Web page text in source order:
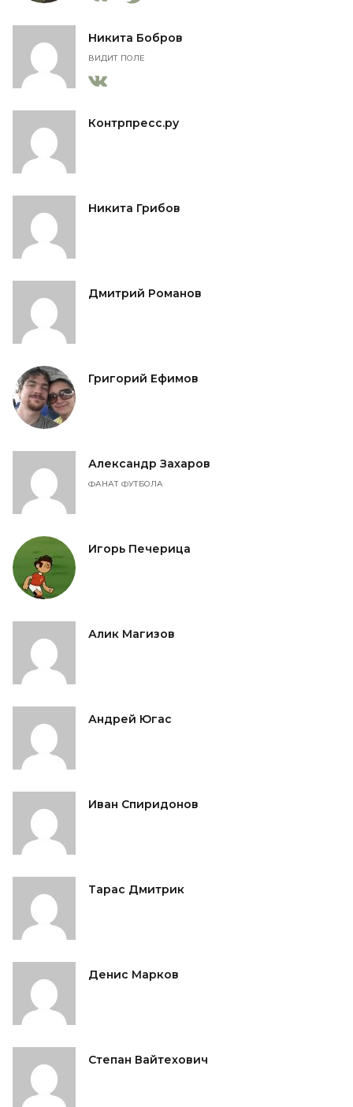
Никита Бобров
ВИДИТ ПОЛЕ
Контрпресс.ру
Никита Грибов
Дмитрий Романов
Григорий Ефимов
Александр Захаров
ФАНАТ ФУТБОЛА
Игорь Печерица
Алик Магизов
Андрей Югас
Иван Спиридонов
Тарас Дмитрик
Денис Марков
Степан Вайтехович